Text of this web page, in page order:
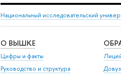
Национальный исследовательский
О ВЫШКЕ
Цифры и факты
Руководство и структура